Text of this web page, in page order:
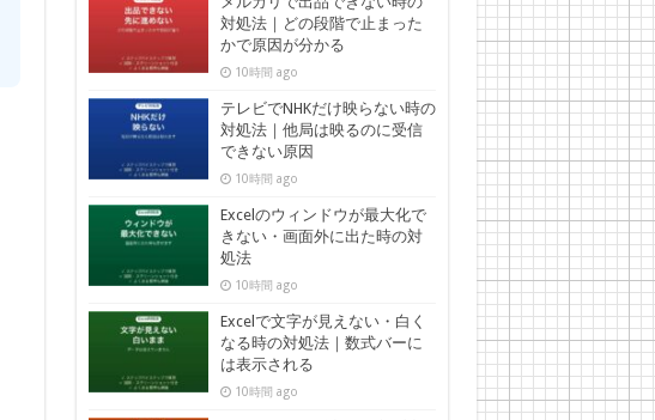
対処法｜どの段階で止まった
かで原因が分かる
10時間 ago
テレビでNHKだけ映らない時の
対処法｜他局は映るのに受信
できない原因
10時間 ago
Excelのウィンドウが最大化で
きない・画面外に出た時の対
処法
10時間 ago
Excelで文字が見えない・白く
なる時の対処法｜数式バーに
は表示される
10時間 ago